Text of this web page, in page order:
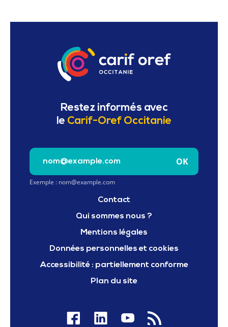
Restez informés avec
le Carif-Oref Occitanie
Saisissez votre e-mail pour vous inscrire à la
Exemple : nom@example.com
OK
Contact
Qui sommes nous ?
Mentions légales
Données personnelles et cookies
Accessibilité : partiellement conforme
Plan du site